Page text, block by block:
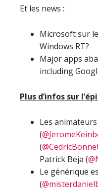
Et les news :
Microsoft sur
Windows RT?
Major apps
including
Plus d’infos sur
Les
(
(
Patrick Beja (
Le générique
(